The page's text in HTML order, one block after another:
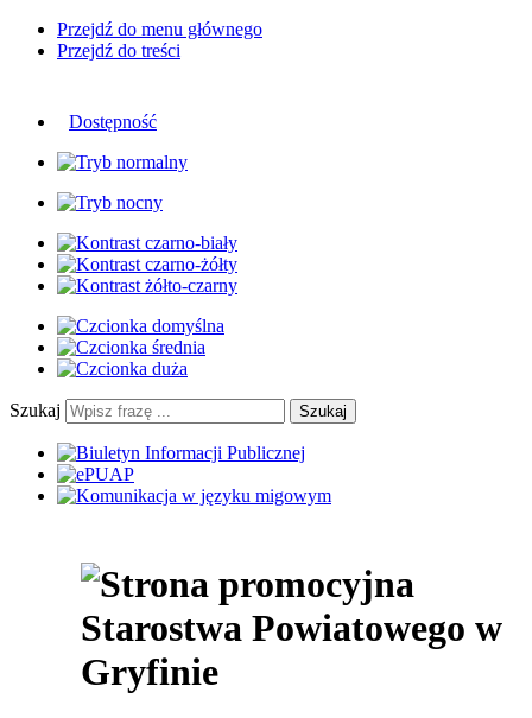
Przejdź do menu głównego
Przejdź do treści
Dostępność
Szukaj Szukaj